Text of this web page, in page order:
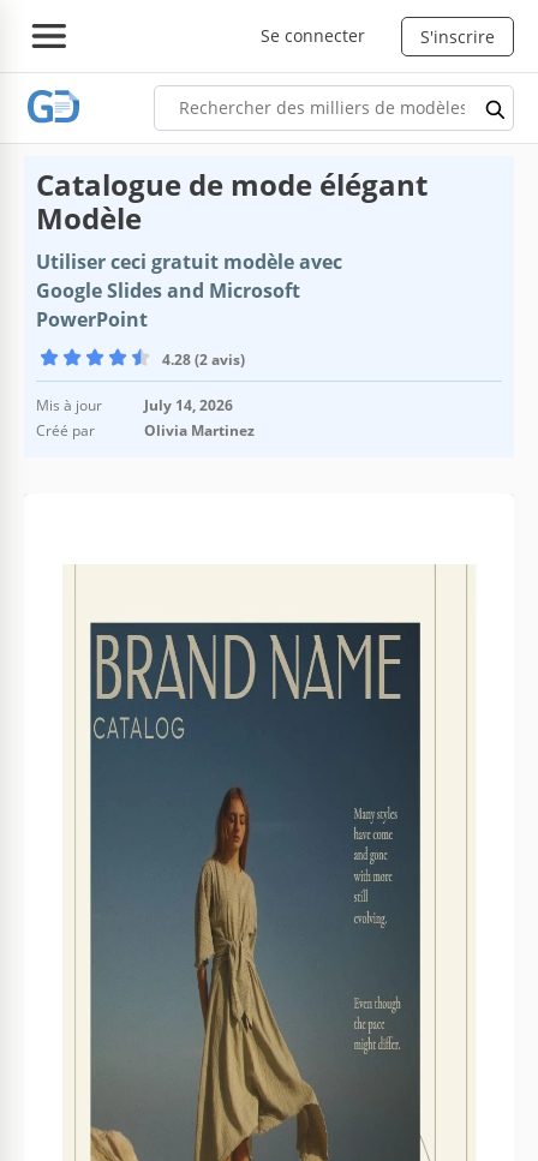
Se connecter S'inscrire
Catalogue de mode élégant
Modèle
Utiliser ceci gratuit modèle avec
Google Slides and Microsoft
PowerPoint
4.28 (2 avis)
Mis à jour
July 14, 2026
Créé par
Olivia Martinez